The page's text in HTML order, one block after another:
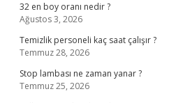
32 en boy oranı nedir ?
Ağustos 3, 2026
Temizlik personeli kaç saat çalışır ?
Temmuz 28, 2026
Stop lambası ne zaman yanar ?
Temmuz 25, 2026